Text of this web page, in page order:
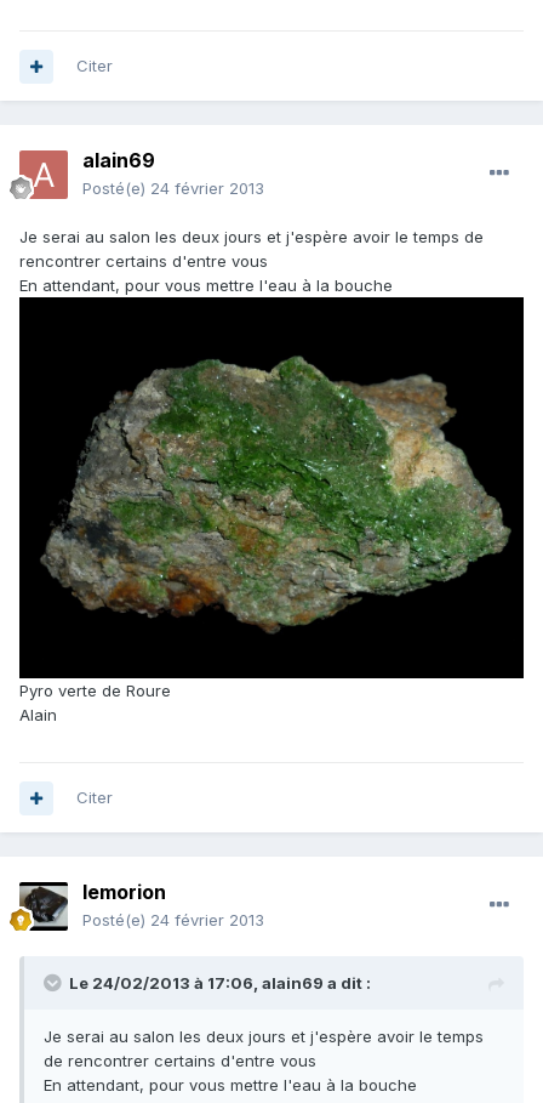
Citer
alain69
Posté(e) 24 février 2013
Je serai au salon les deux jours et j'espère avoir le temps de
rencontrer certains d'entre vous
En attendant, pour vous mettre l'eau à la bouche
Pyro verte de Roure
Alain
Citer
lemorion
Posté(e) 24 février 2013
Le 24/02/2013 à 17:06, alain69 a dit :
Je serai au salon les deux jours et j'espère avoir le temps
de rencontrer certains d'entre vous
En attendant, pour vous mettre l'eau à la bouche